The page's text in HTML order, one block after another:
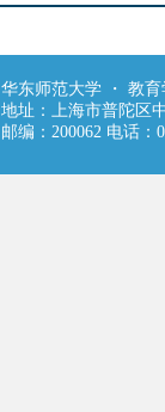
华东师范大学 ・ 教
地址：上海市普陀区
邮编：200062 电话：